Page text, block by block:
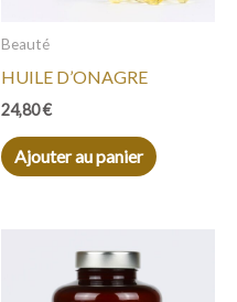
Beauté
HUILE D’ONAGRE
24,80€
Ajouter au panier